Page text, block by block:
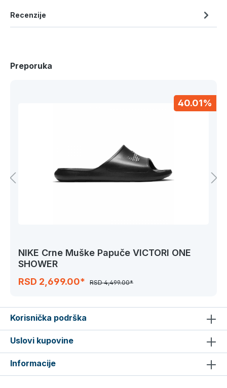
Recenzije
Preporuka
40.01%
NIKE Crne Muške Papuče VICTORI ONE
SHOWER
RSD 2,699.00*
RSD 4,499.00*
Korisnička podrška
Uslovi kupovine
Informacije